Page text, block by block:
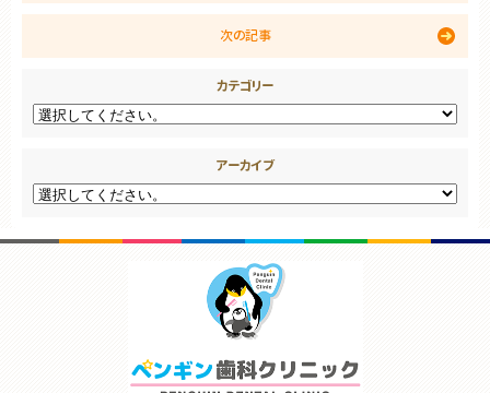
次の記事
カテゴリー
アーカイブ